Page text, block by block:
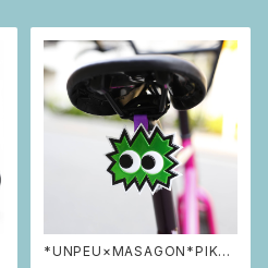
*UNPEU×MASAGON*PIKAP